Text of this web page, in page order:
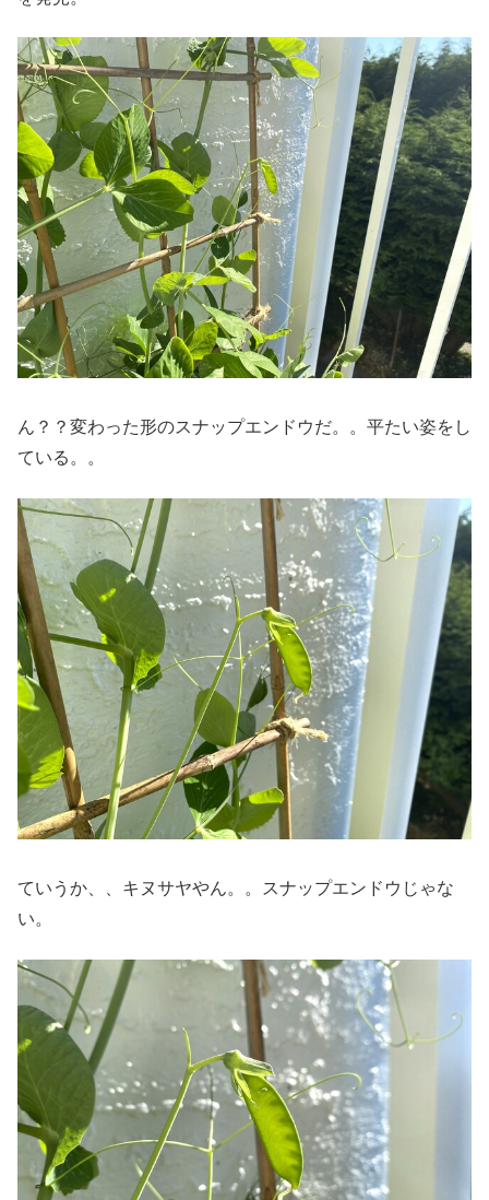
ん？？変わった形のスナップエンドウだ。。平たい姿をし
ている。。
ていうか、、キヌサヤやん。。スナップエンドウじゃな
い。